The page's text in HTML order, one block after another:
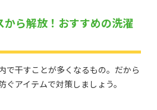
ら解放！おすすめの洗濯
で干すことが多くなるもの。だから
アイテムで対策しましょう。